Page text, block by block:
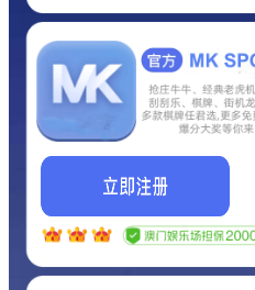
Hey
我们即
我们的网
它将是非